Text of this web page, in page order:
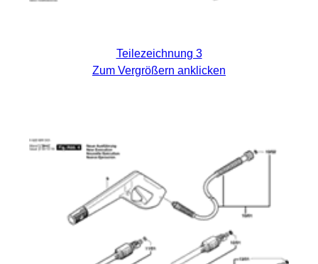
Teilezeichnung 3
Zum Vergrößern anklicken